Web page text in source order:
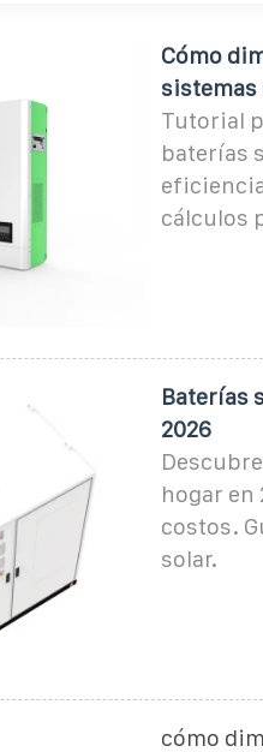
Cómo
sistemas
Tutorial
baterías
cálculos
Baterías
2026
hogar en
costos.
solar.
cómo